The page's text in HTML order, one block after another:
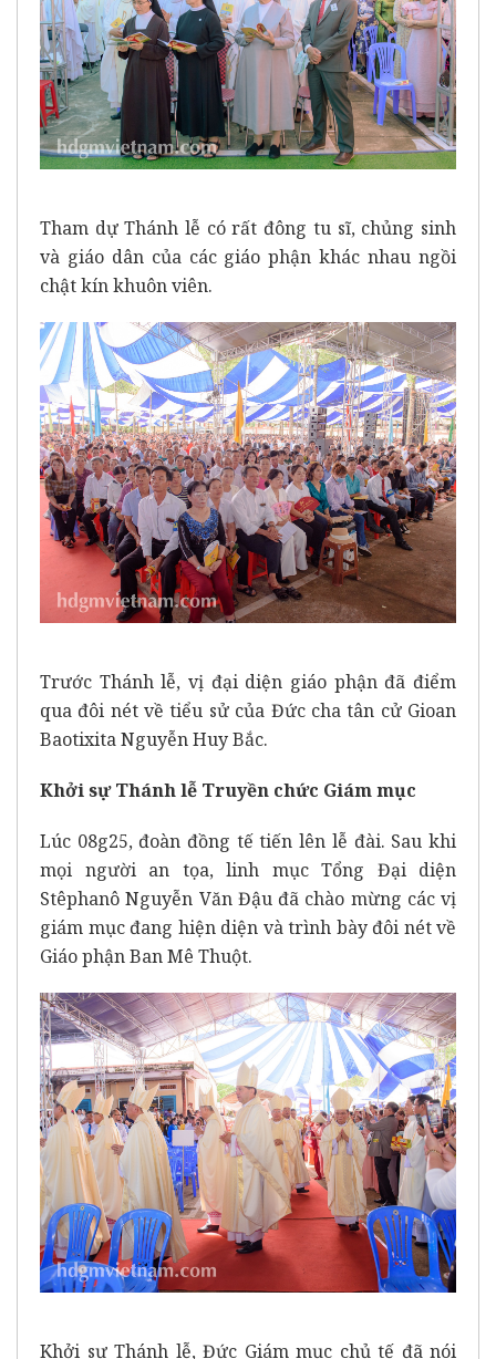
Tham dự Thánh lễ có rất đông tu sĩ, chủng sinh
và giáo dân của các giáo phận khác nhau ngồi
chật kín khuôn viên.
Trước Thánh lễ, vị đại diện giáo phận đã điểm
qua đôi nét về tiểu sử của Đức cha tân cử Gioan
Baotixita Nguyễn Huy Bắc.
Khởi sự Thánh lễ Truyền chức Giám mục
Lúc 08g25, đoàn đồng tế tiến lên lễ đài. Sau khi
mọi người an tọa, linh mục Tổng Đại diện
Stêphanô Nguyễn Văn Đậu đã chào mừng các vị
giám mục đang hiện diện và trình bày đôi nét về
Giáo phận Ban Mê Thuột.
Khởi sự Thánh lễ, Đức Giám mục chủ tế đã nói